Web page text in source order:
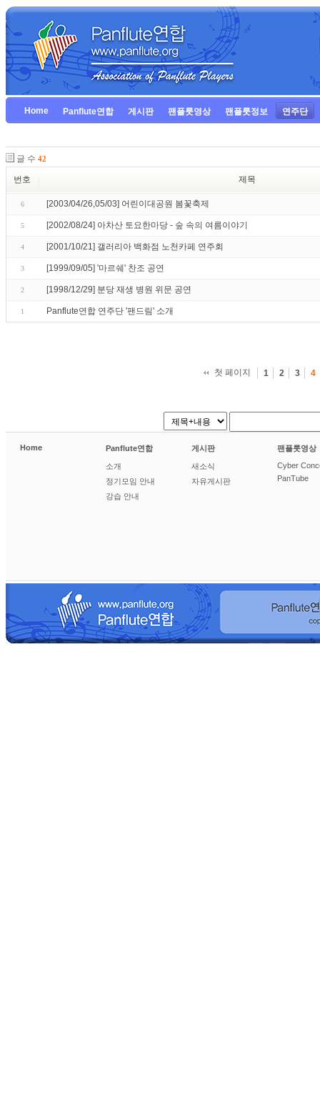
Home Panflute연합 게시판 팬플룻영상 팬플룻정보 연주단
글 수 42
번호 제목
6 [2003/04/26,05/03] 어린이대공원 봄꽃축제
5 [2002/08/24] 아차산 토요한마당 - 숲 속의 여름이야기
4 [2001/10/21] 갤러리아 백화점 노천카페 연주회
3 [1999/09/05] '마르쉐' 찬조 공연
2 [1998/12/29] 분당 재생 병원 위문 공연
1 Panflute연합 연주단 '팬드림' 소개
첫 페이지 1 2 3 4
Home Panflute연합
소개
정기모임 안내
강습 안내
게시판
새소식
자유게시판
팬플룻영상
Cyber
PanTube